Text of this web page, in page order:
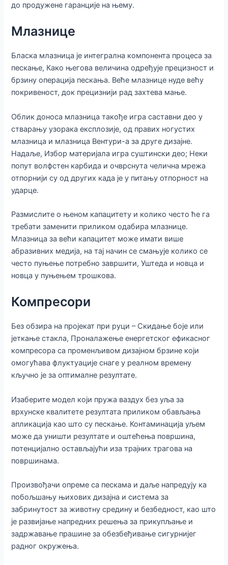
до продужене гаранције на њему.
Млазнице
Бласка млазница је интегрална компонента процеса за
пескање, Како његова величина одређује прецизност и
брзину операција пескања. Веће млазнице нуде већу
покривеност, док прецизнији рад захтева мање.
Облик доноса млазница такође игра саставни део у
стварању узорака експлозије, од правих ногустих
млазница и млазница Вентури-а за друге дизајне.
Надаље, Избор материјала игра суштински део; Неки
попут волфстен карбида и очврснута челична мрежа
отпорнији су од других када је у питању отпорност на
ударце.
Размислите о њеном капацитету и колико често ће га
требати заменити приликом одабира млазнице.
Млазница за већи капацитет може имати више
абразивних медија, на тај начин се смањује колико се
често пуњење потребно завршити, Уштеда и новца и
новца у пуњењем трошкова.
Компресори
Без обзира на пројекат при руци – Скидање боје или
јеткање стакла, Проналажење енергетског ефикасног
компресора са променљивом дизајном брзине који
омогућава флуктуације снаге у реалном времену
кључно је за оптималне резултате.
Изаберите модел који пружа ваздух без уља за
врхунске квалитете резултата приликом обављања
апликација као што су пескање. Контаминација уљем
може да уништи резултате и оштећења површина,
потенцијално остављајући иза трајних трагова на
површинама.
Произвођачи опреме са пескама и даље напредују ка
побољшању њихових дизајна и система за
забринутост за животну средину и безбедност, као што
је развијање напредних решења за прикупљање и
задржавање прашине за обезбеђивање сигурнијег
радног окружења.